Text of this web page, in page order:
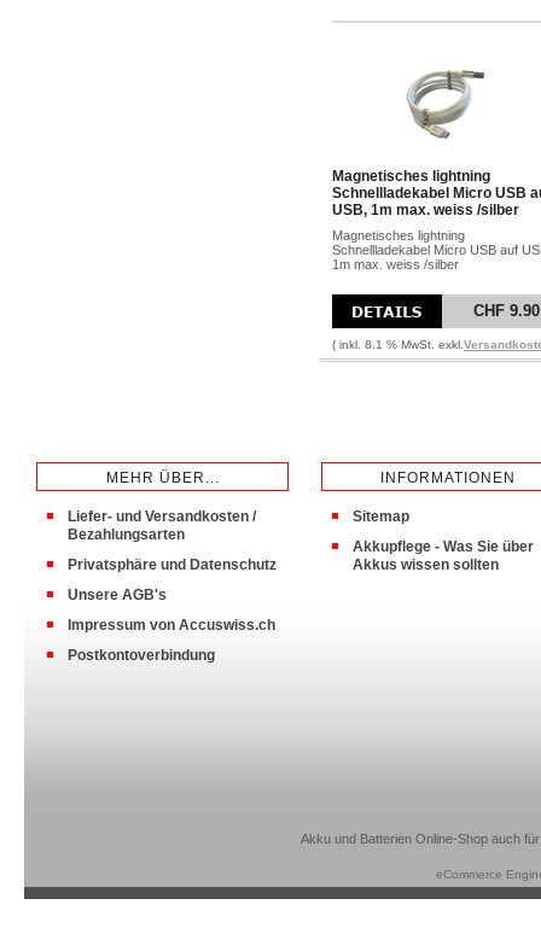
Magnetisches lightning
Schnellladekabel Micro USB
USB, 1m max. weiss /silber
Magnetisches lightning
Schnellladekabel Micro USB auf
1m max. weiss /silber
CHF 9.90
( inkl. 8.1 % MwSt. exkl.
MEHR ÜBER...
Liefer- und Versandkosten /
Bezahlungsarten
Privatsphäre und Datenschutz
Unsere AGB's
Impressum von Accuswiss.ch
Postkontoverbindung
INFORMATIONEN
Sitemap
Akkupflege - Was Sie über
Akkus wissen sollten
Akku und Batterien Online-Shop auch
eCommerce